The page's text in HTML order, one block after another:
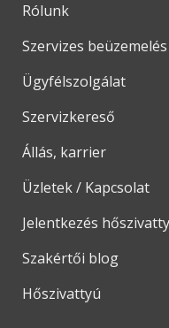
Rólunk
Szervizes beüzemelés
Ügyfélszolgálat
Szervizkereső
Állás, karrier
Üzletek / Kapcsolat
Jelentkezés
Szakértői blog
Hőszivattyú